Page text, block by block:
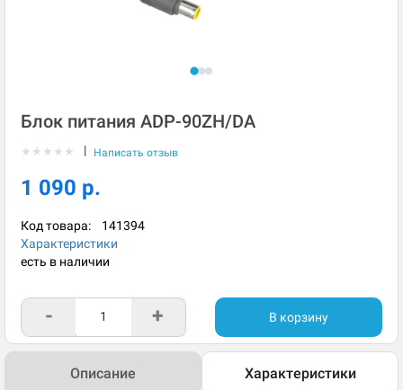
Блок питания ADP-90ZH/DA
★ ★ ★ ★ ★ | Написать отзыв
1 090 р.
Код товара: 141394
Характеристики
есть в наличии
- + В корзину
Описание Характеристики